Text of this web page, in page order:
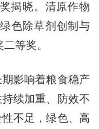
揭晓。清原作物
色除草剂创制与
等奖。
影响着粮食稳产
续加重、防效不
不足，绿色、高